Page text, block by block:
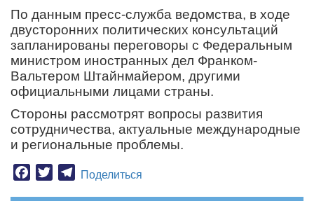
По данным пресс-служба ведомства, в ходе
двусторонних политических консультаций
запланированы переговоры с Федеральным
министром иностранных дел Франком-
Вальтером Штайнмайером, другими
официальными лицами страны.
Стороны рассмотрят вопросы развития
сотрудничества, актуальные международные
и региональные проблемы.
Facebook
TwitterTelegram
Поделиться